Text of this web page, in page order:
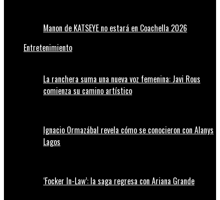
Manon de KATSEYE no estará en Coachella 2026
Entretenimiento
La ranchera suma una nueva voz femenina: Javi Rous
comienza su camino artístico
Ignacio Ormazábal revela cómo se conocieron con Alanys
Lagos
‘Focker In-Law’: la saga regresa con Ariana Grande